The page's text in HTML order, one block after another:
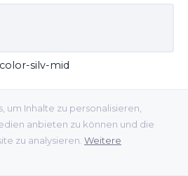
um Inhalte zu personalisieren,
anbieten zu können und die
zu analysieren. Weitere
silv-mid